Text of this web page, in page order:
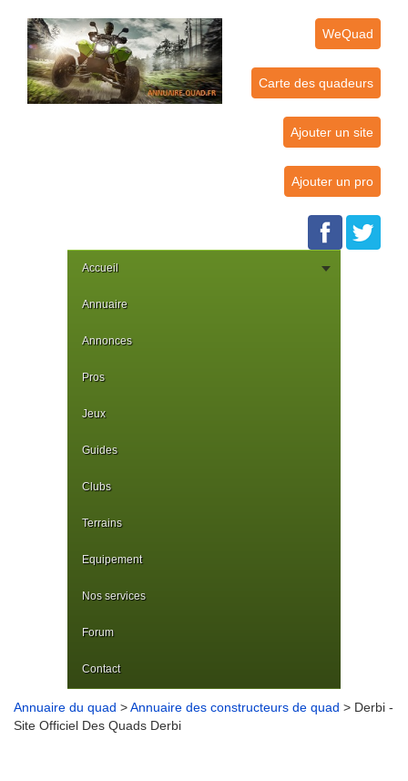
WeQuad
Carte des quadeurs
Ajouter un site
Ajouter un pro
Accueil
Annuaire
Annonces
Pros
Jeux
Guides
Clubs
Terrains
Equipement
Nos services
Forum
Contact
Annuaire du quad >Annuaire des constructeurs de quad > Derbi -
Site Officiel Des Quads Derbi